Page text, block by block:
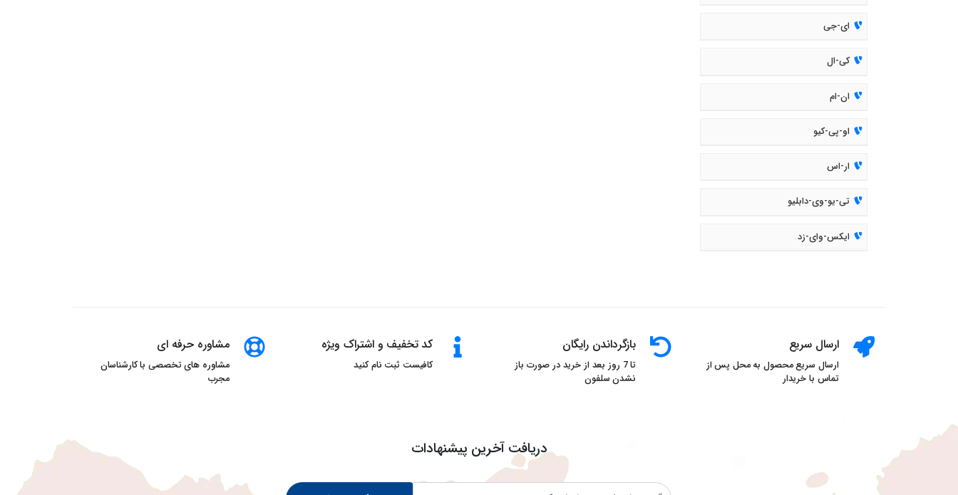
ای-جی
کی-ال
ان-ام
او-پی-کیو
ار-اس
تی-یو-وی-دابلیو
ایکس-وای-زد
ارسال سریع
ارسال سریع محصول به محل پس از
تماس با خریدار
بازگرداندن رایگان
تا 7 روز بعد از خرید در صورت باز
نشدن سلفون
کد تخفیف و اشتراک ویژه
کافیست ثبت نام کنید
مشاوره حرفه ای
مشاوره های تخصصی با کارشناسان
مجرب
دریافت آخرین پیشنهادات